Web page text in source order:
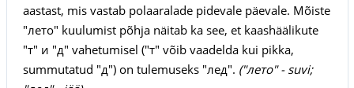
aastast, mis vastab polaaralade pidevale päevale. Mõiste
"лето" kuulumist põhja näitab ka see, et kaashäälikute
"т" и "д" vahetumisel ("т" võib vaadelda kui pikka,
summutatud "д") on tulemuseks "лед". ("лето" - suvi;